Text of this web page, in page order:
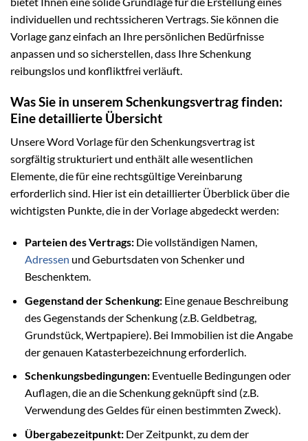
individuellen und rechtssicheren Vertrags. Sie können die
Vorlage ganz einfach an Ihre persönlichen Bedürfnisse
anpassen und so sicherstellen, dass Ihre Schenkung
reibungslos und konfliktfrei verläuft.
Was Sie in unserem Schenkungsvertrag finden:
Eine detaillierte Übersicht
Unsere Word Vorlage für den Schenkungsvertrag ist
sorgfältig strukturiert und enthält alle wesentlichen
Elemente, die für eine rechtsgültige Vereinbarung
erforderlich sind. Hier ist ein detaillierter Überblick über die
wichtigsten Punkte, die in der Vorlage abgedeckt werden:
Parteien des Vertrags:Die vollständigen Namen,
Adressen und Geburtsdaten von Schenker und
Beschenktem.
Gegenstand der Schenkung:Eine genaue Beschreibung
des Gegenstands der Schenkung (z.B. Geldbetrag,
Grundstück, Wertpapiere). Bei Immobilien ist die Angabe
der genauen Katasterbezeichnung erforderlich.
Schenkungsbedingungen:Eventuelle Bedingungen oder
Auflagen, die an die Schenkung geknüpft sind (z.B.
Verwendung des Geldes für einen bestimmten Zweck).
Übergabezeitpunkt:Der Zeitpunkt, zu dem der